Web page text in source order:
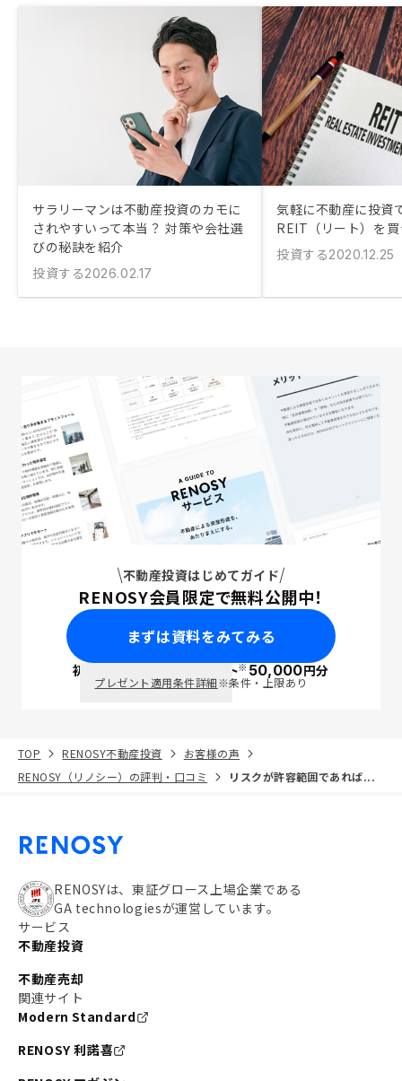
サラリーマンは不動産投資のカモに
されやすいって本当？ 対策や会社選
びの秘訣を紹介
投資する2026.02.17
気軽に不動産に投資
REIT（リート）を
投資する2020.12.25
不動産投資はじめてガイド
RENOSY会員限定で無料公開中！
まずは資料をみてみる
初回面談で ポイント※50,000円分
プレゼント適用条件詳細※条件・上限あり
TOP RENOSY不動産投資
お客様の声
RENOSY（リノシー）の評判・口コミ
リスクが許容範囲であれば...
RENOSYは、東証グロース上場企業である
GA technologiesが運営しています。
サービス
不動産投資
不動産売却
関連サイト
Modern Standard
RENOSY 利諾喜